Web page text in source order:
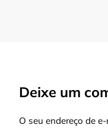
Deixe um
O seu endereço de